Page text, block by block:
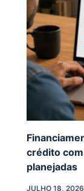
crédito
planejadas
JULHO 18, 2026